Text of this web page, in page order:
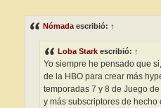
Nómada escribió: ↑
Loba Stark escribió: ↑
Yo siempre he pensado que
de la HBO para crear más
temporadas 7 y 8 de Juego
y más subscriptores de hecho